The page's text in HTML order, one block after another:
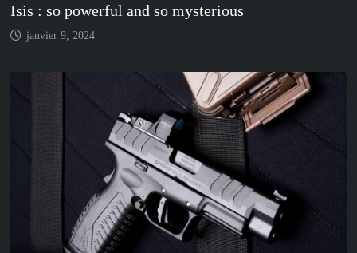
Isis : so powerful and so mysterious
janvier 9, 2024